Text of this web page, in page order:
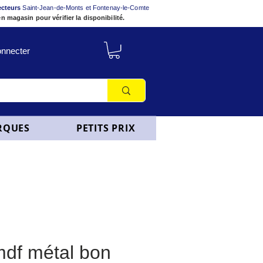
Saint-Jean-de-Monts et Fontenay-le-Comte
magasin pour vérifier la disponibilité.
PETITS PRIX
métal bon